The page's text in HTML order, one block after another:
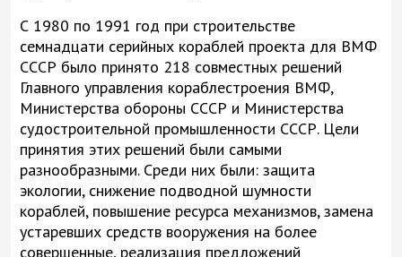
С 1980 по 1991 год при строительстве
семнадцати серийных кораблей проекта для ВМФ
СССР было принято 218 совместных решений
Главного управления кораблестроения ВМФ,
Министерства обороны СССР и Министерства
судостроительной промышленности СССР. Цели
принятия этих решений были самыми
разнообразными. Среди них были: защита
экологии, снижение подводной шумности
кораблей, повышение ресурса механизмов, замена
устаревших средств вооружения на более
совершенные, реализация предложений